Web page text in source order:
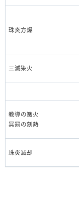
珠炎方爆
三滅染火
教導の篝火
冥罰の刻熱
珠炎滅却